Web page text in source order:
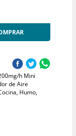
h Mini
de Aire
Humo,